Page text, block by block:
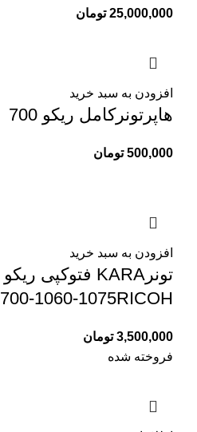
25,000,000 تومان
افزودن به سبد خرید
هاپرتونرکامل ریکو 700
500,000 تومان
افزودن به سبد خرید
700-1060-1075RICOH
3,500,000 تومان
فروخته شده